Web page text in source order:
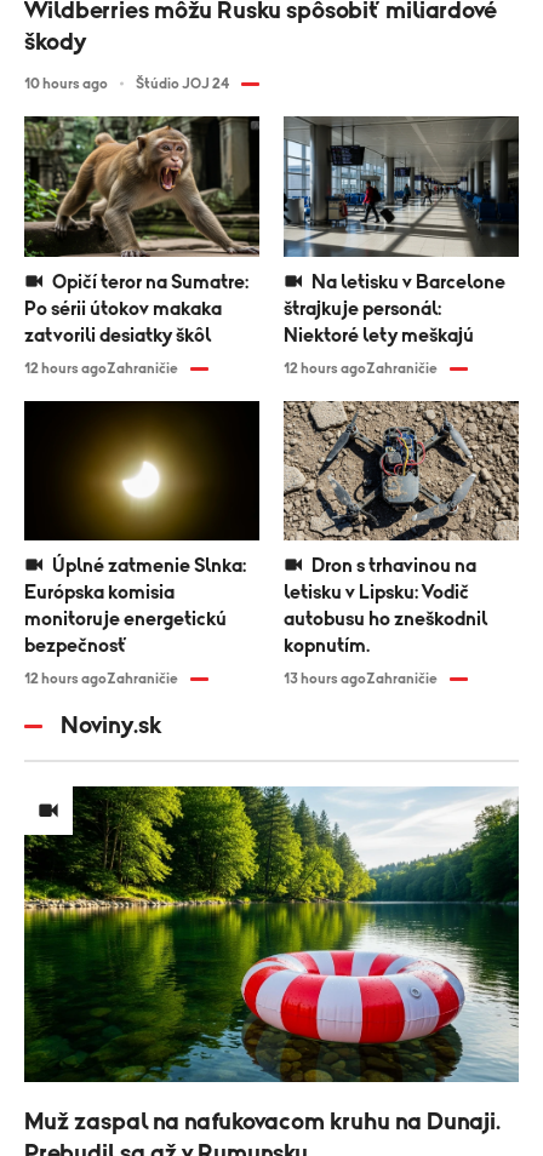
Wildberries môžu Rusku spôsobiť miliardové
škody
10 hours ago Štúdio JOJ 24
Po sérii útokov makaka
zatvorili desiatky škôl
12 hours agoZahraničie
štrajkuje personál:
Niektoré lety meškajú
12 hours agoZahraničie
Európska komisia
monitoruje energetickú
bezpečnosť
12 hours agoZahraničie
letisku v Lipsku: Vodič
autobusu ho zneškodnil
kopnutím.
13 hours agoZahraničie
Noviny.sk
Muž zaspal na nafukovacom kruhu na Dunaji.